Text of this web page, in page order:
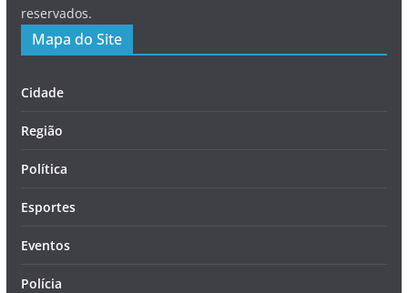
reservados.
Mapa do Site
Cidade
Região
Política
Esportes
Eventos
Polícia